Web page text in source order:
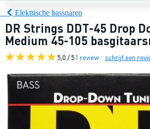
Elektrische bassnaren
DR Strings DDT-45 Drop
Medium 45-105
5,0 / 51 review schrijf een